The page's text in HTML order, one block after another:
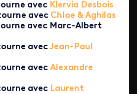
avec Klervia Desbois
avec Chloe & Aghilas
avec Marc-Albert
avecJean-Paul
avec Alexandre
avec Laurent